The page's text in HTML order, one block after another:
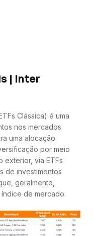
| Inter
Clássica) é uma
nos mercados
uma alocação
por meio
exterior, via ETFs
de investimentos
geralmente,
de mercado.